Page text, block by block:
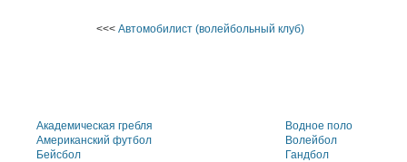
<<< Автомобилист (волейбольный клуб)
Академическая гребля
Американский футбол
Бейсбол
Водное поло
Волейбол
Гандбол